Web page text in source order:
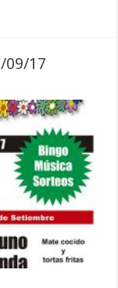
09/17